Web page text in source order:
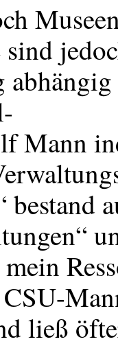
Mann
CSU-
ließ